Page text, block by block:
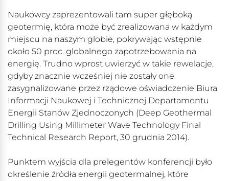
Naukowcy zaprezentowali tam super głęboką
geotermię, która może być zrealizowana w każdym
miejscu na naszym globie, pokrywając wstępnie
około 50 proc. globalnego zapotrzebowania na
energię. Trudno wprost uwierzyć w takie rewelacje,
gdyby znacznie wcześniej nie zostały one
zasygnalizowane przez rządowe oświadczenie Biura
Informacji Naukowej i Technicznej Departamentu
Energii Stanów Zjednoczonych (Deep Geothermal
Drilling Using Millimeter Wave Technology Final
Technical Research Report, 30 grudnia 2014).
Punktem wyjścia dla prelegentów konferencji było
określenie źródła energii geotermalnej, które